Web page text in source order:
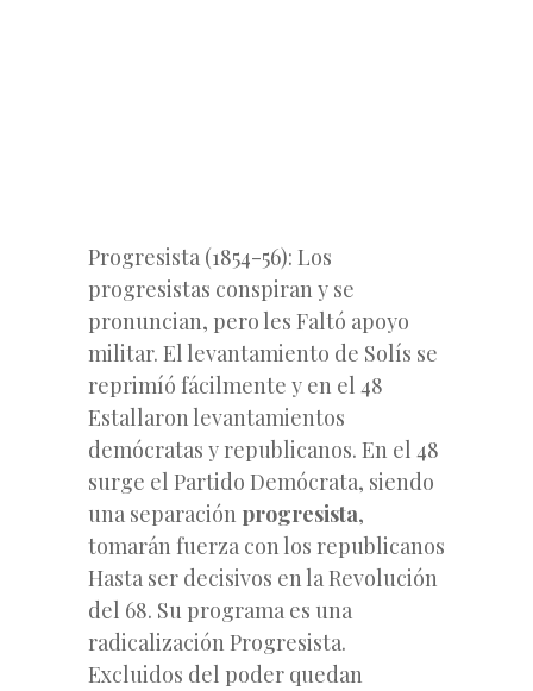
Progresista (1854-56): Los
progresistas conspiran y se
pronuncian, pero les Faltó apoyo
militar. El levantamiento de Solís se
reprimíó fácilmente y en el 48
Estallaron levantamientos
demócratas y republicanos. En el 48
surge el Partido Demócrata, siendo
una separación progresista,
tomarán fuerza con los republicanos
Hasta ser decisivos en la Revolución
del 68. Su programa es una
radicalización Progresista.
Excluidos del poder quedan